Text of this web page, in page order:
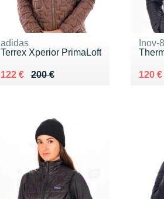
adidas
Terrex Xperior PrimaLoft
200 €
Au lieu de 200 €
122 €
Vendu 122 €
Inov-8
Au
120 €